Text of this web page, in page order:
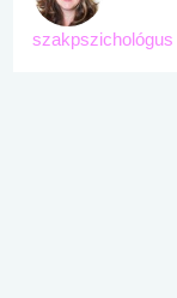
szakpszichológus